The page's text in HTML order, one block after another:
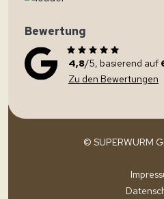
Bewertung
4,8/5, basierend auf
Zu den Bewertungen
© SUPERWURM